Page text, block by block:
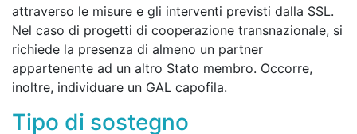
attraverso le misure e gli interventi previsti dalla SSL.
Nel caso di progetti di cooperazione transnazionale, si
richiede la presenza di almeno un partner
appartenente ad un altro Stato membro. Occorre,
inoltre, individuare un GAL capofila.
Tipo di sostegno